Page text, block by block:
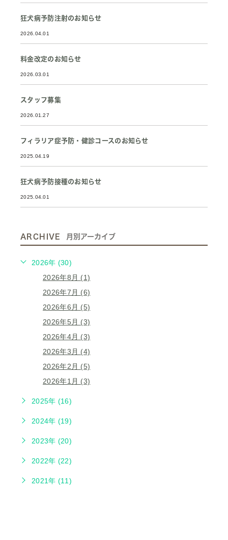
狂犬病予防注射のお知らせ
2026.04.01
料金改定のお知らせ
2026.03.01
スタッフ募集
2026.01.27
フィラリア症予防・健診コースのお知らせ
2025.04.19
狂犬病予防接種のお知らせ
2025.04.01
ARCHIVE 月別アーカイブ
2026年 (30)
2026年8月 (1)
2026年7月 (6)
2026年6月 (5)
2026年5月 (3)
2026年4月 (3)
2026年3月 (4)
2026年2月 (5)
2026年1月 (3)
2025年 (16)
2024年 (19)
2023年 (20)
2022年 (22)
2021年 (11)